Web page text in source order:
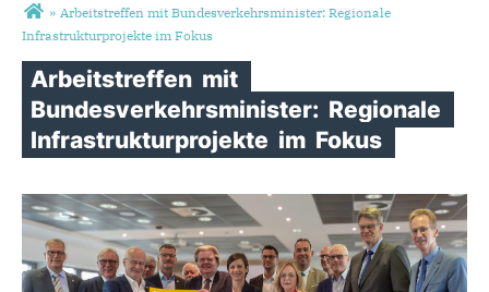
Sie sind hier
» Arbeitstreffen mit Bundesverkehrsminister: Regionale
Infrastrukturprojekte im Fokus
Arbeitstreffen mit
Bundesverkehrsminister: Regionale
Infrastrukturprojekte im Fokus